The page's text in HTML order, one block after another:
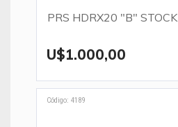
PRS HDRX20 "B" STOCK
U$1.000,00
Código: 4189